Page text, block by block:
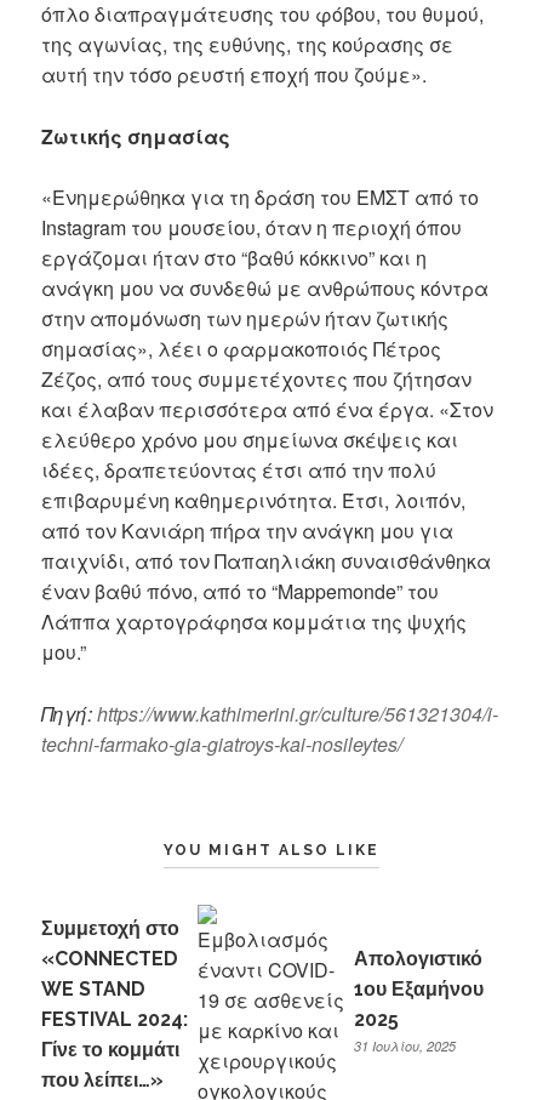
όπλο διαπραγμάτευσης του φόβου, του θυμού,
της αγωνίας, της ευθύνης, της κούρασης σε
αυτή την τόσο ρευστή εποχή που ζούμε».
Ζωτικής σημασίας
«Ενημερώθηκα για τη δράση του ΕΜΣΤ από το
Instagram του μουσείου, όταν η περιοχή όπου
εργάζομαι ήταν στο “βαθύ κόκκινο” και η
ανάγκη μου να συνδεθώ με ανθρώπους κόντρα
στην απομόνωση των ημερών ήταν ζωτικής
σημασίας», λέει ο φαρμακοποιός Πέτρος
Ζέζος, από τους συμμετέχοντες που ζήτησαν
και έλαβαν περισσότερα από ένα έργα. «Στον
ελεύθερο χρόνο μου σημείωνα σκέψεις και
ιδέες, δραπετεύοντας έτσι από την πολύ
επιβαρυμένη καθημερινότητα. Έτσι, λοιπόν,
από τον Κανιάρη πήρα την ανάγκη μου για
παιχνίδι, από τον Παπαηλιάκη συναισθάνθηκα
έναν βαθύ πόνο, από το “Mappemonde” του
Λάππα χαρτογράφησα κομμάτια της ψυχής
μου.”
Πηγή:https://www.kathimerini.gr/culture/561321304/i-
techni-farmako-gia-giatroys-kai-nosileytes/
YOU MIGHT ALSO LIKE
Συμμετοχή στο
«CONNECTED
WE STAND
FESTIVAL 2024:
Γίνε το κομμάτι
που λείπει…»
Απολογιστικό
1ου Εξαμήνου
2025
31 Ιουλίου, 2025